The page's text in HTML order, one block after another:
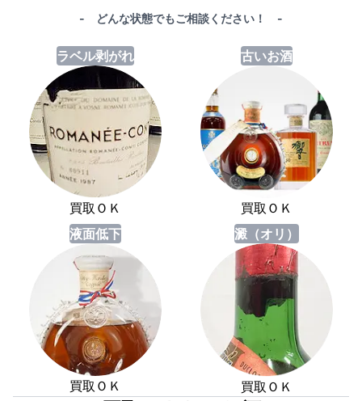
- どんな状態でもご相談ください！ -
ラベル剥がれ
買取ＯＫ
古いお酒
買取ＯＫ
液面低下
買取ＯＫ
澱（オリ）
買取ＯＫ